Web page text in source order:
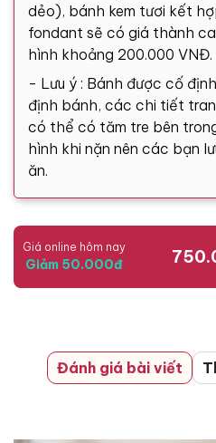
dẻo), bánh kem tươi kết
fondant sẽ có giá thành
hình khoảng 200.000 VNĐ.
- Lưu ý : Bánh được cố
định bánh, các chi tiết
có thể có tăm tre bên
hình khi nặn nên các bạn
ăn.
Giá online hôm nay
Giảm 50.000đ
Đánh giá bài viết